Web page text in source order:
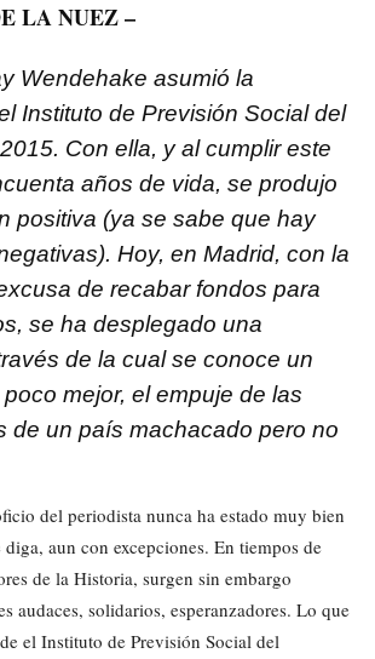
LA NUEZ –
Wendehake asumió la
Instituto de Previsión Social del
Con ella, y al cumplir este
años de vida, se produjo
positiva (ya se sabe que hay
Hoy, en Madrid, con la
de recabar fondos para
se ha desplegado una
de la cual se conoce un
mejor, el empuje de las
de un país machacado pero no
del periodista nunca ha estado muy bien
aun con excepciones. En tiempos de
de la Historia, surgen sin embargo
audaces, solidarios, esperanzadores. Lo que
el Instituto de Previsión Social del